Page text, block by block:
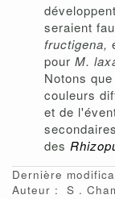
seraient
fructigena,
pour M.
Notons
couleurs
et de
des
Dernière
Auteur :
S